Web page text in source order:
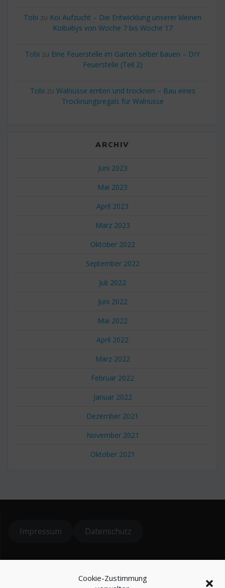
Cookie-Zustimmung
Tobi zu Koi Aufzucht – Die Entwicklung unserer kleinen
Koibabys von Woche 7 bis Woche 17
Tobi zu Eine Feuerstelle im Garten selber bauen – DIY
Feuerstelle (Teil 2)
Tobi zu Walnüsse ernten und trocknen – Bau eines
Trocknungsregals für Walnüsse
ARCHIV
Juni 2023
Mai 2023
April 2023
März 2023
Oktober 2022
September 2022
Juli 2022
Juni 2022
Mai 2022
April 2022
März 2022
Februar 2022
Januar 2022
Dezember 2021
November 2021
Oktober 2021
Impressum Datenschutz
* = Affiliatelinks / Werbung